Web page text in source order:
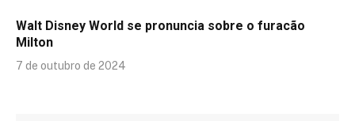
Walt Disney World se pronuncia sobre o furacão
Milton
7 de outubro de 2024